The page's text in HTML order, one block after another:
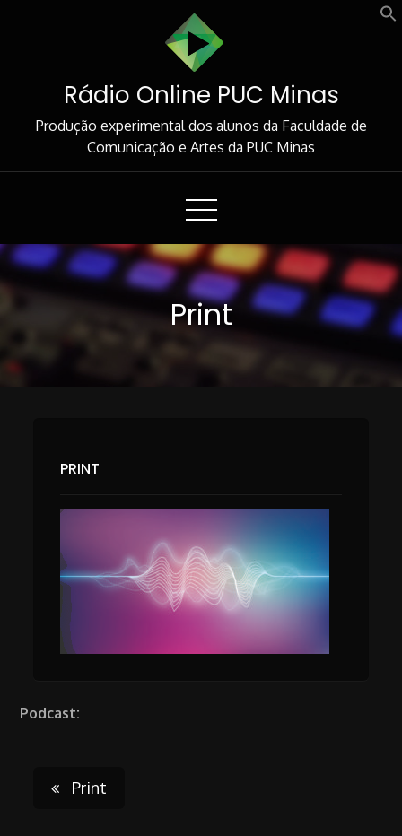
Rádio Online PUC Minas
Produção experimental dos alunos da Faculdade de
Comunicação e Artes da PUC Minas
Print
PRINT
Podcast:
Post
Print